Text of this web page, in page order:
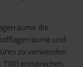
die
und
zu verwenden
entsprechen,